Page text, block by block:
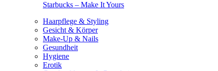
Starbucks – Make It Yours
Haarpflege & Styling
Gesicht & Körper
Make-Up & Nails
Gesundheit
Hygiene
Erotik